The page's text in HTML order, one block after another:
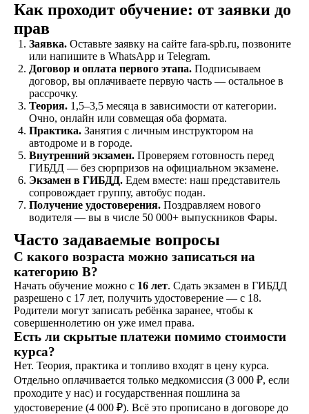
Как проходит обучение: от заявки до
прав
Заявка. Оставьте заявку на сайте fara-spb.ru, позвоните
или напишите в WhatsApp и Telegram.
Договор и оплата первого этапа. Подписываем
договор, вы оплачиваете первую часть — остальное в
рассрочку.
Теория. 1,5–3,5 месяца в зависимости от категории.
Очно, онлайн или совмещая оба формата.
Практика. Занятия с личным инструктором на
автодроме и в городе.
Внутренний экзамен. Проверяем готовность перед
ГИБДД — без сюрпризов на официальном экзамене.
Экзамен в ГИБДД. Едем вместе: наш представитель
сопровождает группу, автобус подан.
Получение удостоверения. Поздравляем нового
водителя — вы в числе 50 000+ выпускников Фары.
Часто задаваемые вопросы
С какого возраста можно записаться на
категорию B?
Начать обучение можно с 16 лет. Сдать экзамен в ГИБДД
разрешено с 17 лет, получить удостоверение — с 18.
Родители могут записать ребёнка заранее, чтобы к
совершеннолетию он уже имел права.
Есть ли скрытые платежи помимо стоимости
курса?
Нет. Теория, практика и топливо входят в цену курса.
Отдельно оплачивается только медкомиссия (3 000 ₽, если
проходите у нас) и государственная пошлина за
удостоверение (4 000 ₽). Всё это прописано в договоре до
В сопровождении
наших представителей,
сдаете экзамены в ГАИ
и получаете
водительское
удостоверение
Удостоверение
ОСТАВИТЬ ЗАЯВКУ
Сдаете внутренние
экзамены в автошколе
и получаете
свидетельство
об окончании
не любишь звонки?
Просто напиши!